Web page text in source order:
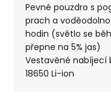
Pevné pouzdro s
prach a
hodin (světlo se
přepne na 5% jas)
Vestavěné nabíjecí
18650 Li-ion